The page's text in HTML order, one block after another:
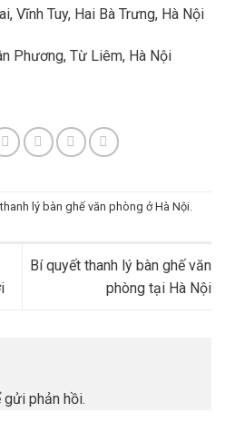
Vĩnh Tuy, Hai Bà Trưng, Hà Nội
Phương, Từ Liêm, Hà Nội
lý bàn ghế văn phòng ở Hà Nội.
Bí quyết thanh lý bàn ghế văn
phòng tại Hà Nội
gửi phản hồi.